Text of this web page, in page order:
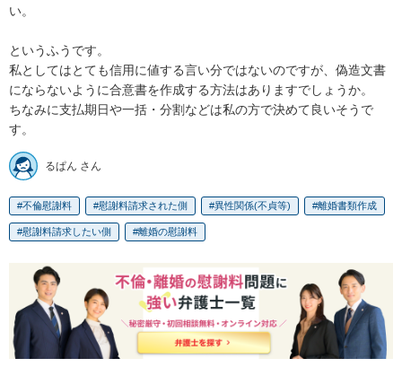
い。
というふうです。
私としてはとても信用に値する言い分ではないのですが、偽造文書
にならないように合意書を作成する方法はありますでしょうか。
ちなみに支払期日や一括・分割などは私の方で決めて良いそうで
す。
るぱん さん
不倫慰謝料 慰謝料請求された側 異性関係(不貞等) 離婚書類作成
慰謝料請求したい側 離婚の慰謝料